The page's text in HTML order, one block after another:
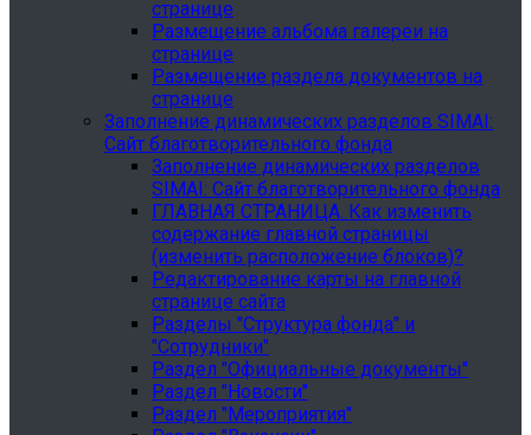
странице
Размещение альбома галереи на
странице
Размещение раздела документов на
странице
Заполнение динамических разделов SIMAI:
Сайт благотворительного фонда
Заполнение динамических разделов
SIMAI: Сайт благотворительного фонда
ГЛАВНАЯ СТРАНИЦА. Как изменить
содержание главной страницы
(изменить расположение блоков)?
Редактирование карты на главной
странице сайта
Разделы "Структура фонда" и
"Сотрудники"
Раздел "Официальные документы"
Раздел "Новости"
Раздел "Мероприятия"